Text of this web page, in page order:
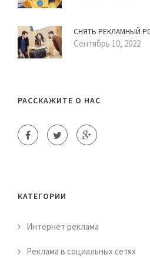
СНЯТЬ РЕКЛАМНЫЙ
Сентябрь 10, 2022
РАССКАЖИТЕ О НАС
КАТЕГОРИИ
Интернет реклама
Реклама в социальных сетях